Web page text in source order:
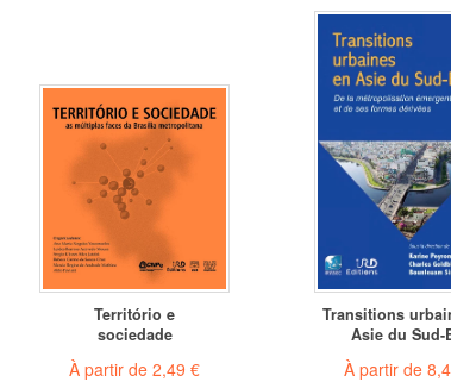
Território e
sociedade
À partir de 2,49 €
Transitions
Asie du Sud-
À partir de